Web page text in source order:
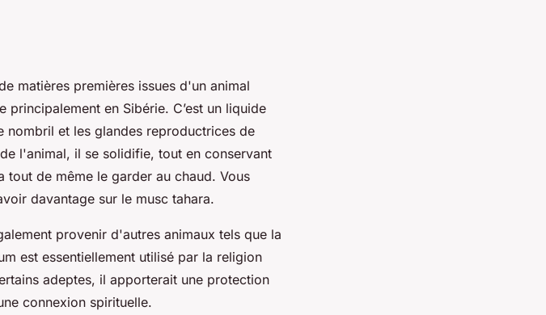
matières premières issues d'un animal
en Sibérie. C’est un liquide
nombril et les glandes reproductrices de
l'animal, il se solidifie, tout en conservant
de même le garder au chaud. Vous
davantage sur le musc tahara.
provenir d'autres animaux tels que la
est essentiellement utilisé par la religion
adeptes, il apporterait une protection
connexion spirituelle.